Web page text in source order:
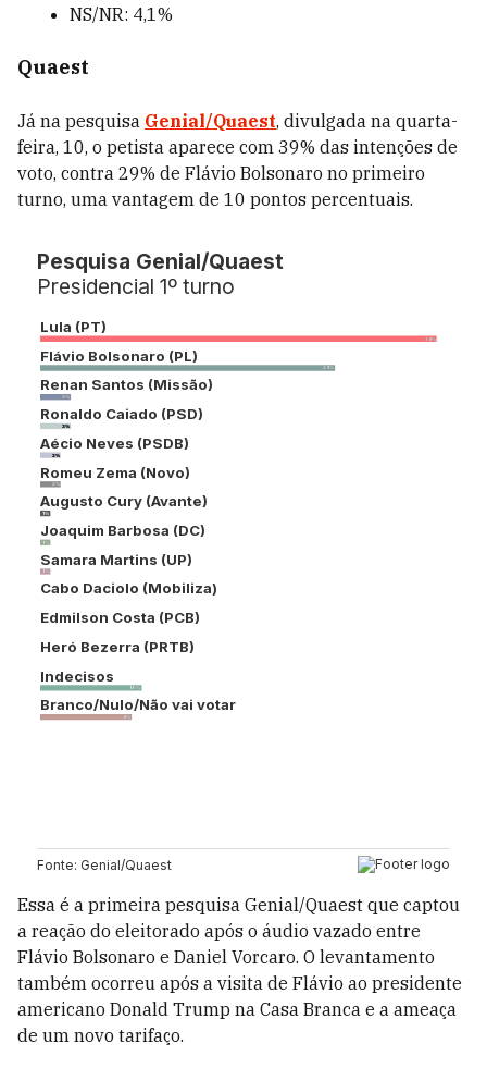
NS/NR: 4,1%
Quaest
Já na pesquisa Genial/Quaest, divulgada na quarta-
feira, 10, o petista aparece com 39% das intenções de
voto, contra 29% de Flávio Bolsonaro no primeiro
turno, uma vantagem de 10 pontos percentuais.
Essa é a primeira pesquisa Genial/Quaest que captou
a reação do eleitorado após o áudio vazado entre
Flávio Bolsonaro e Daniel Vorcaro. O levantamento
também ocorreu após a visita de Flávio ao presidente
americano Donald Trump na Casa Branca e a ameaça
de um novo tarifaço.